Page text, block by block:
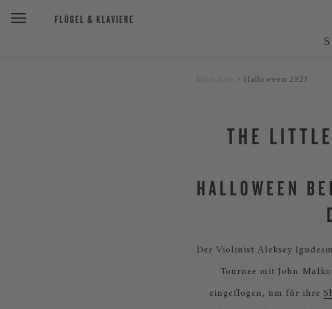
FLÜGEL & KLAVIERE
Halloween 2023
THE
HALLOWEEN
Der Violinist Aleksey
Tournee mit John
eingeflogen, um für ihre